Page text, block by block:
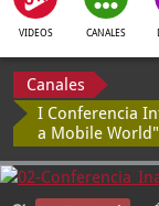
VIDEOS CANALES
Canales
I Conferencia
a Mobile World"